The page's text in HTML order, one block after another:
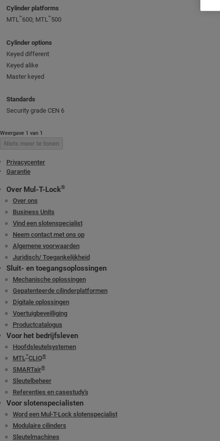
Cylinder platforms
MTL™600; MTL™500
Cylinder options
Keyed different
Keyed alike
Master keyed
Standards
Security grade CEN 6
Weergave 1 van 1
Niets meer te tonen
Privacycenter
Garantie
Over Mul-T-Lock®
Over ons
Business Units
Vind een slotenspecialist
Neem contact met ons op
Algemene voorwaarden
Juridisch/ Toegankelijkheid
Sluit- en toegangsoplossingen
Mechanische oplossingen
Gepatenteerde cilinderplatformen
Digitale oplossingen
Voertuigbeveilliging
Productcatalogus
Voor het bedrijfsleven
Hoofdsleutelsystemen
MTL™CLIQ®
SMARTair®
Sleutelbeheer
Referenties en casestudy's
Voor slotenspecialisten
Word een Mul-T-Lock slotenspecialist
Modulaire cilinders
Sleutelmachines